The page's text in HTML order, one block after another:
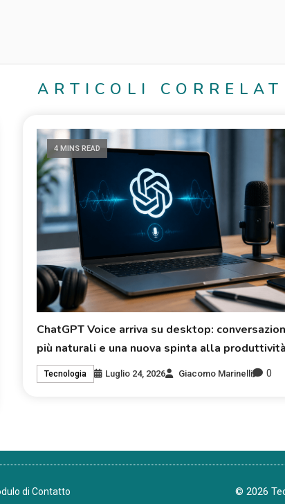
ARTICOLI
4 MINS READ
ChatGPT Voice arriva su desktop:
più naturali e una nuova spinta alla produttività
Tecnologia Luglio 24, 2026 Giacomo Marinelli 0
di Contatto © 2026